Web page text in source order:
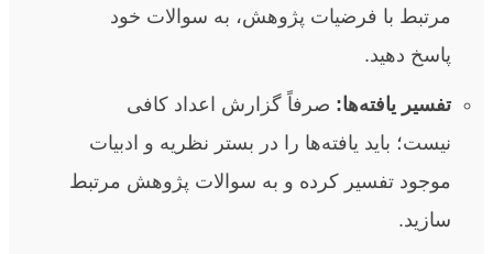
مرتبط با فرضیات پژوهش، به سوالات خود
پاسخ دهید.
تفسیر یافته‌ها: صرفاً گزارش اعداد کافی
نیست؛ باید یافته‌ها را در بستر نظریه و ادبیات
موجود تفسیر کرده و به سوالات پژوهش مرتبط
سازید.